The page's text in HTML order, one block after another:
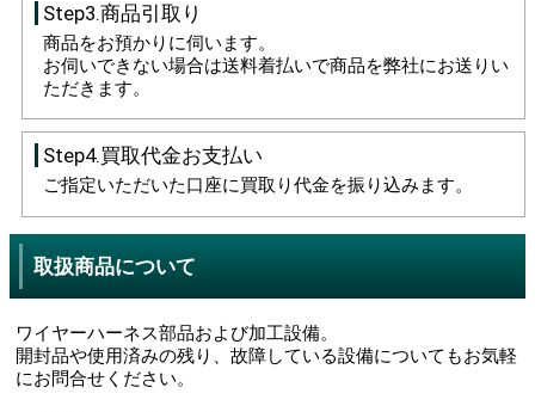
Step3.商品引取り
商品をお預かりに伺います。
お伺いできない場合は送料着払いで商品を弊社にお送りい
ただきます。
Step4.買取代金お支払い
ご指定いただいた口座に買取り代金を振り込みます。
取扱商品について
ワイヤーハーネス部品および加工設備。
開封品や使用済みの残り、故障している設備についてもお気軽
にお問合せください。